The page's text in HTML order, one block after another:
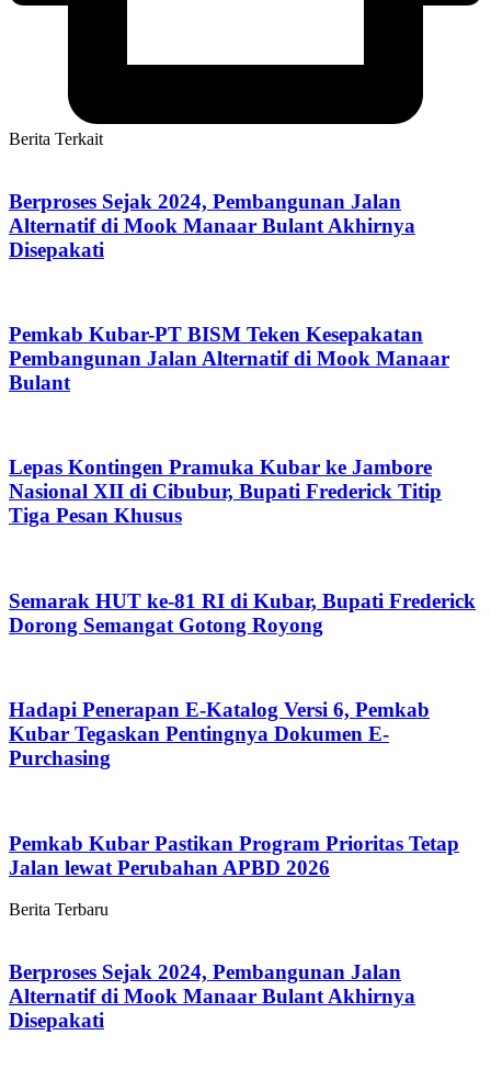
Berita Terkait
Berproses Sejak 2024, Pembangunan Jalan
Alternatif di Mook Manaar Bulant Akhirnya
Disepakati
Pemkab Kubar-PT BISM Teken Kesepakatan
Pembangunan Jalan Alternatif di Mook Manaar
Bulant
Lepas Kontingen Pramuka Kubar ke Jambore
Nasional XII di Cibubur, Bupati Frederick Titip
Tiga Pesan Khusus
Semarak HUT ke-81 RI di Kubar, Bupati Frederick
Dorong Semangat Gotong Royong
Hadapi Penerapan E-Katalog Versi 6, Pemkab
Kubar Tegaskan Pentingnya Dokumen E-
Purchasing
Pemkab Kubar Pastikan Program Prioritas Tetap
Jalan lewat Perubahan APBD 2026
Berita Terbaru
Berproses Sejak 2024, Pembangunan Jalan
Alternatif di Mook Manaar Bulant Akhirnya
Disepakati